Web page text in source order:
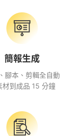
簡報生成
腳本、剪輯全自動
材到成品 15 分鐘